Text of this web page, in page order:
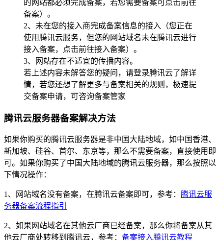
的网站都必须完成备案，若您需要备案可点击前往
备案）。
2、未在您的接入商完成备案信息的接入（您正在
使用腾讯云服务，但您的网站域名未在腾讯云进行
接入备案，点击前往接入备案）。
3、网站存在不适宜的传播内容。
若上述内容未解答您的疑问，请登录腾讯云了解详
情，若您还想了解更多与备案相关的规则，极速提
交备案申请，可咨询备案管家
腾讯云服务器备案解决方法
如果你购买的腾讯云服务器是非中国大陆地域，如中国香港、
新加坡、硅谷、首尔、东京等，那么不需要备案，直接使用即
可。如果你购买了中国大陆地域的腾讯云服务器，那么按照以
下情况操作：
1、网站域名没有备案，在腾讯云备案即可，参考： 腾讯云服
务器备案流程指引
2、如果网站域名在其他云厂商已经备案，那么你将备案从其
他云厂商处转移到腾讯云，参考： 备案接入腾讯云教程